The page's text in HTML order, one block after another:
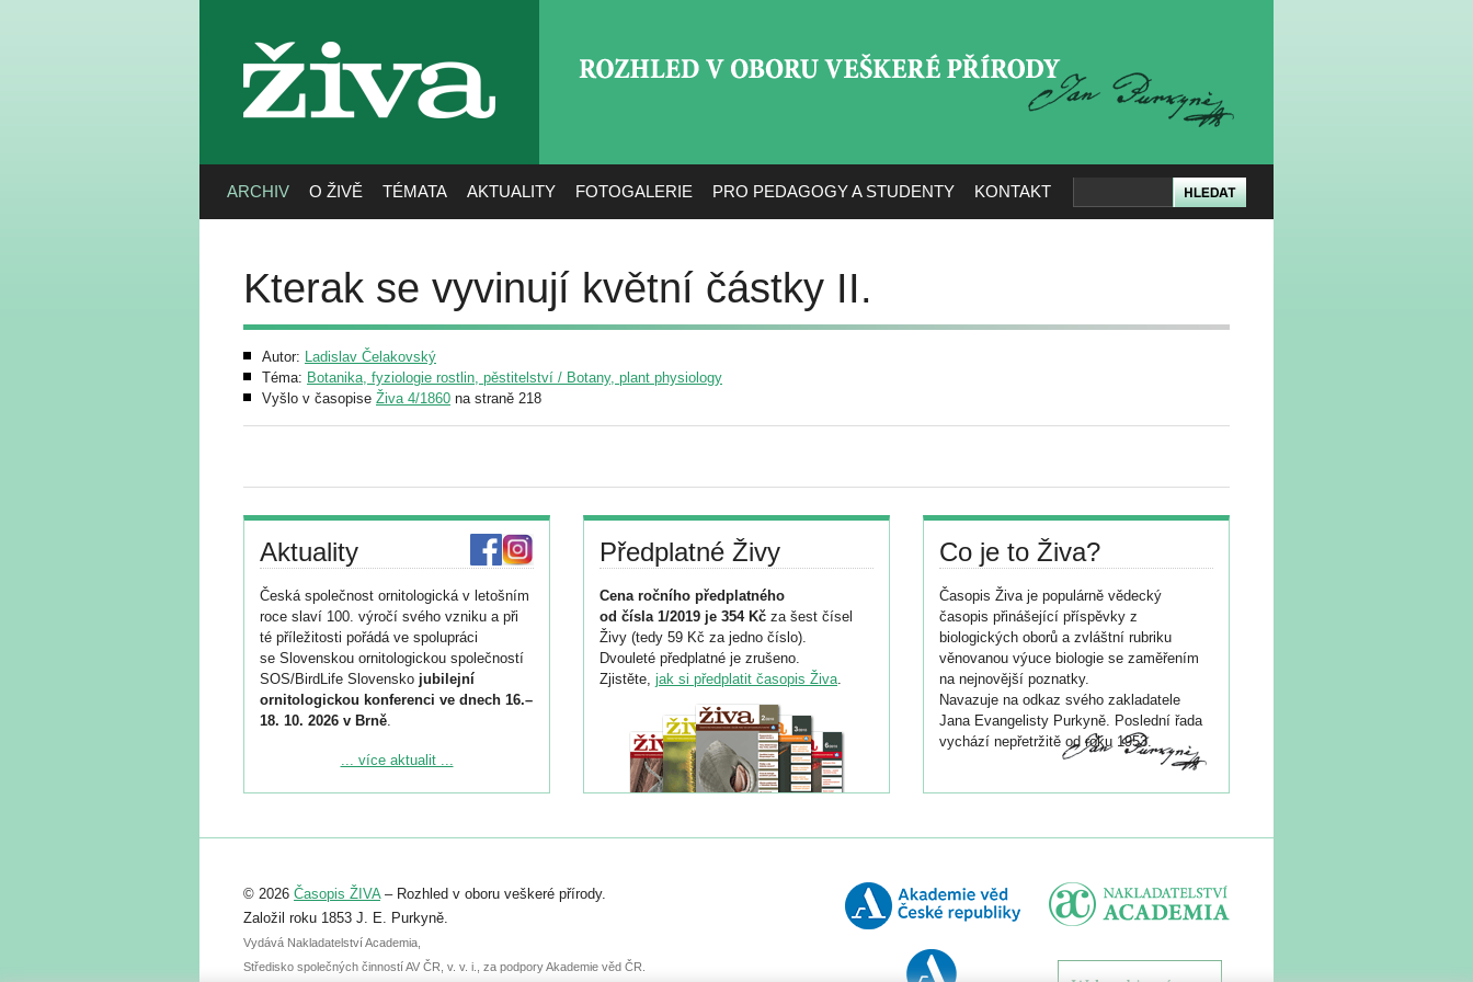
živa
ARCHIV O ŽIVĚ TÉMATA AKTUALITY FOTOGALERIE PRO PEDAGOGY A STUDENTY KONTAKT
Kterak se vyvinují květní částky II.
Autor: Ladislav Čelakovský
Téma: Botanika, fyziologie rostlin, pěstitelství / Botany, plant physiology
Vyšlo v časopise Živa 4/1860 na straně 218
Aktuality
Česká společnost ornitologická v letošním
roce slaví 100. výročí svého vzniku a při
té příležitosti pořádá ve spolupráci
se Slovenskou ornitologickou společností
SOS/BirdLife Slovensko jubilejní
ornitologickou konferenci ve dnech 16.–
18. 10. 2026 v Brně.
Podrobnější informace ke konferenci
Registrovat se můžete do 6. září.
abstraktu přihlášené přednášky nebo
posteru je už 30. června.
... více aktualit ...
Předplatné Živy
Cena ročního předplatného
od čísla 1/2019 je 354 Kč za šest čísel
Živy (tedy 59 Kč za jedno číslo).
Dvouleté předplatné je zrušeno.
Zjistěte, jak si předplatit časopis Živa.
Co je to Živa?
Časopis Živa je populárně vědecký
časopis přinášející příspěvky z
biologických oborů a zvláštní rubriku
věnovanou výuce biologie se zaměřením
na nejnovější poznatky.
Navazuje na odkaz svého zakladatele
Jana Evangelisty Purkyně. Poslední řada
vychází nepřetržitě od roku 1953.
© 2026 Časopis ŽIVA– Rozhled v oboru veškeré přírody.
Založil roku 1853 J. E. Purkyně.
Vydává Nakladatelství Academia,
Středisko společných činností AV ČR, v. v. i., za podpory Akademie věd ČR.